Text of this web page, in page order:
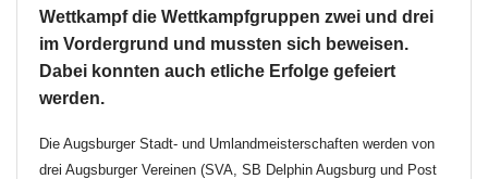
Wettkampf die Wettkampfgruppen zwei und drei
im Vordergrund und mussten sich beweisen.
Dabei konnten auch etliche Erfolge gefeiert
werden.
Die Augsburger Stadt- und Umlandmeisterschaften werden von
drei Augsburger Vereinen (SVA, SB Delphin Augsburg und Post